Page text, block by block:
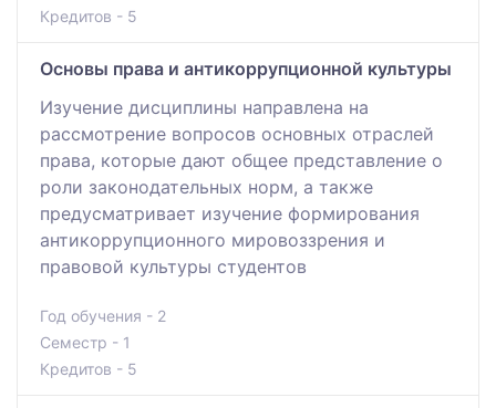
Кредитов - 5
Основы права и антикоррупционной культуры
Изучение дисциплины направлена на
рассмотрение вопросов основных отраслей
права, которые дают общее представление о
роли законодательных норм, а также
предусматривает изучение формирования
антикоррупционного мировоззрения и
правовой культуры студентов
Год обучения - 2
Семестр - 1
Кредитов - 5